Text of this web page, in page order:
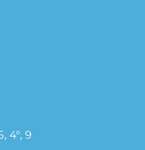
4º, 9